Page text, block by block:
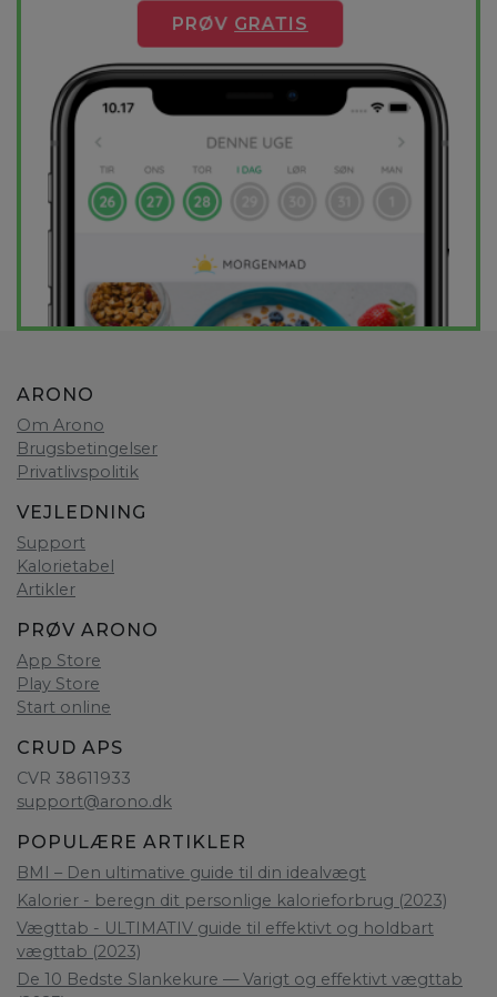
PRØV GRATIS
ARONO
Om Arono
Brugsbetingelser
Privatlivspolitik
VEJLEDNING
Support
Kalorietabel
Artikler
PRØV ARONO
App Store
Play Store
Start online
CRUD APS
CVR 38611933
support@arono.dk
POPULÆRE ARTIKLER
BMI – Den ultimative guide til din idealvægt
Kalorier - beregn dit personlige kalorieforbrug (2023)
Vægttab - ULTIMATIV guide til effektivt og holdbart
vægttab (2023)
De 10 Bedste Slankekure — Varigt og effektivt vægttab